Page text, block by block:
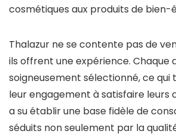
cosmétiques aux produits de bien-
Thalazur ne se contente pas de
ils offrent une expérience. Chaque
soigneusement sélectionné, ce qui
leur engagement à satisfaire leurs
a su établir une base fidèle de
séduits non seulement par la